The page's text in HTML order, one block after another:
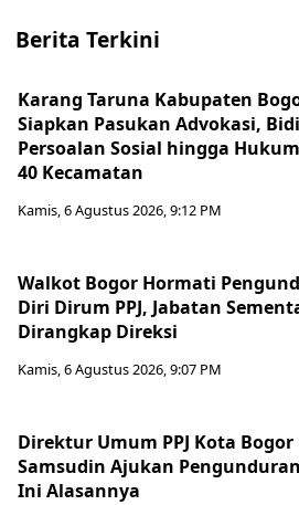
Berita Terkini
Karang Taruna Kabupaten
Siapkan Pasukan Advokasi,
Persoalan Sosial hingga
40 Kecamatan
Kamis, 6 Agustus 2026, 9:12 PM
Walkot Bogor Hormati
Diri Dirum PPJ, Jabatan
Dirangkap Direksi
Kamis, 6 Agustus 2026, 9:07 PM
Direktur Umum PPJ Kota Bogor
Samsudin Ajukan
Ini Alasannya